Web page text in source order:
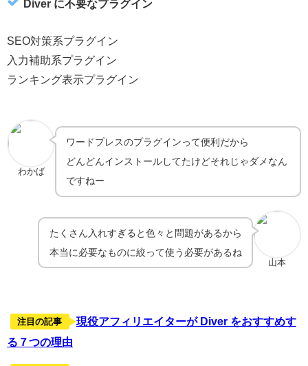
Diver に不要なプラグイン
SEO対策系プラグイン
入力補助系プラグイン
ランキング表示プラグイン
わかば
ワードプレスのプラグインって便利だから
どんどんインストールしてたけどそれじゃダメなん
ですねー
山本
たくさん入れすぎると色々と問題があるから
本当に必要なものに絞って使う必要があるね
注目の記事
現役アフィリエイターが Diver をおすすめす
る７つの理由